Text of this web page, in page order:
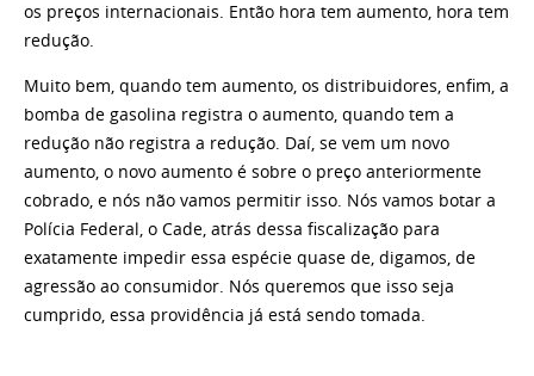
os preços internacionais. Então hora tem aumento, hora tem
redução.
Muito bem, quando tem aumento, os distribuidores, enfim, a
bomba de gasolina registra o aumento, quando tem a
redução não registra a redução. Daí, se vem um novo
aumento, o novo aumento é sobre o preço anteriormente
cobrado, e nós não vamos permitir isso. Nós vamos botar a
Polícia Federal, o Cade, atrás dessa fiscalização para
exatamente impedir essa espécie quase de, digamos, de
agressão ao consumidor. Nós queremos que isso seja
cumprido, essa providência já está sendo tomada.